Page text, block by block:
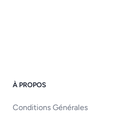
À PROPOS
Conditions Générales